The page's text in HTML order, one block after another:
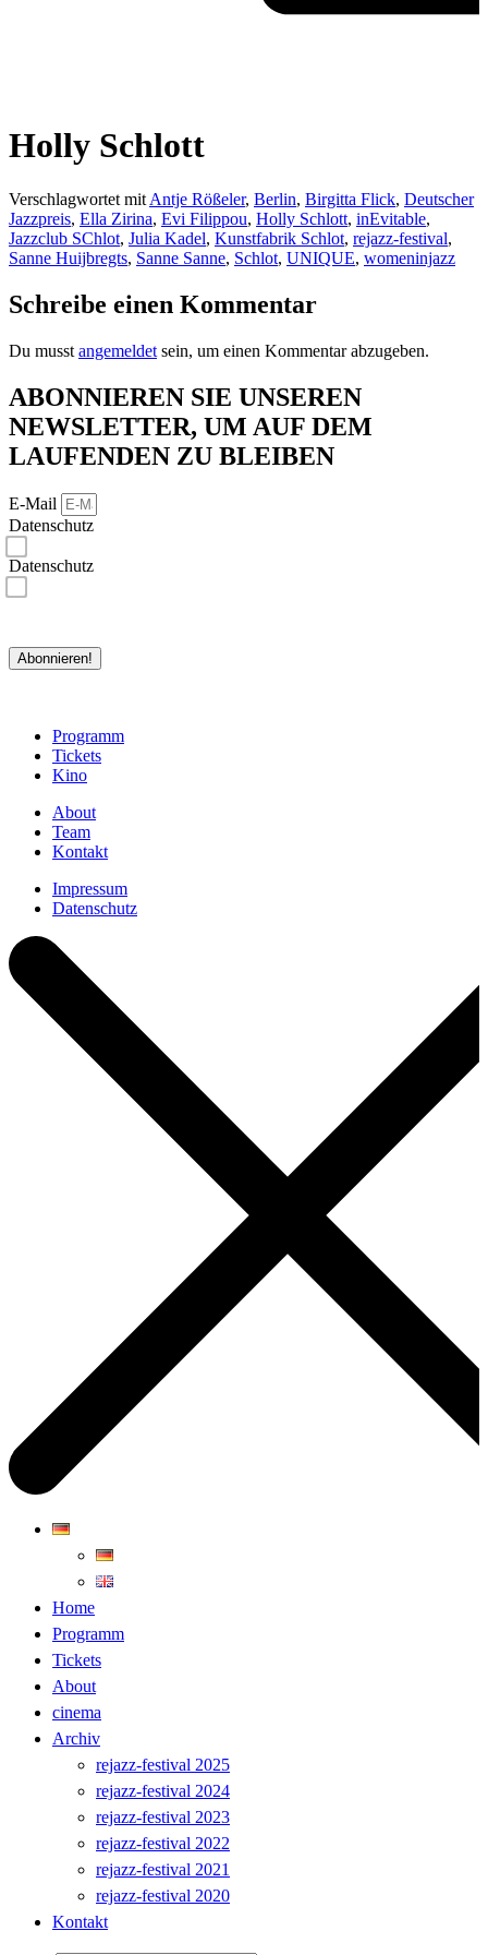
Holly Schlott
Verschlagwortet mit Antje Rößeler, Berlin, Birgitta Flick, Deutscher
Jazzpreis, Ella Zirina, Evi Filippou, Holly Schlott, inEvitable,
Jazzclub SChlot, Julia Kadel, Kunstfabrik Schlot, rejazz-festival,
Sanne Huijbregts, Sanne Sanne, Schlot, UNIQUE, womeninjazz
Schreibe einen Kommentar
Du musst angemeldet sein, um einen Kommentar abzugeben.
ABONNIEREN SIE UNSEREN
NEWSLETTER, UM AUF DEM
LAUFENDEN ZU BLEIBEN
E-Mail
Datenschutz
Datenschutz
Abonnieren!
Programm
Tickets
Kino
About
Team
Kontakt
Impressum
Datenschutz
Home
Programm
Tickets
About
cinema
Archiv
rejazz-festival 2025
rejazz-festival 2024
rejazz-festival 2023
rejazz-festival 2022
rejazz-festival 2021
rejazz-festival 2020
Kontakt